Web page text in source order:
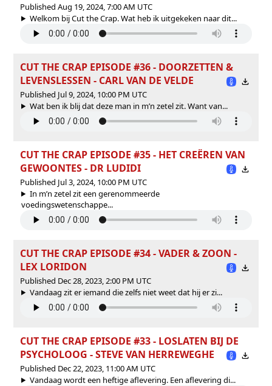
Published Aug 19, 2024, 7:00 AM UTC
Welkom bij Cut the Crap. Wat heb ik uitgekeken naar dit...
CUT THE CRAP EPISODE #36 - DOORZETTEN &
LEVENSLESSEN - CARL VAN DE VELDE
Published Jul 9, 2024, 10:00 PM UTC
Wat ben ik blij dat deze man in m’n zetel zit. Want van...
CUT THE CRAP EPISODE #35 - HET CREËREN VAN
GEWOONTES - DR LUDIDI
Published Jul 3, 2024, 10:00 PM UTC
In m’n zetel zit een gerenommeerde
voedingswetenschappe...
CUT THE CRAP EPISODE #34 - VADER & ZOON -
LEX LORIDON
Published Dec 28, 2023, 2:00 PM UTC
Vandaag zit er iemand die zelfs niet weet dat hij er zi...
CUT THE CRAP EPISODE #33 - LOSLATEN BIJ DE
PSYCHOLOOG - STEVE VAN HERREWEGHE
Published Dec 22, 2023, 11:00 AM UTC
Vandaag wordt een heftige aflevering. Een aflevering di...